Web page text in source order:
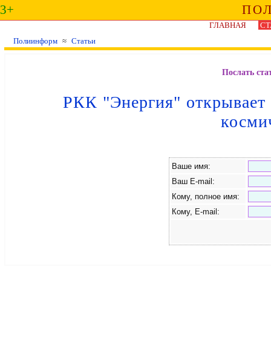
3+
ГЛАВНАЯ
Полиинформ ≈ Статьи
Послать
РКК "Энергия" открывает
Ваше имя:
Ваш E-mail:
Кому, полное имя:
Кому, E-mail: